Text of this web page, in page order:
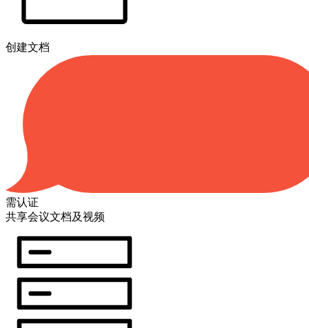
创建文档
需认证
共享会议文档及视频